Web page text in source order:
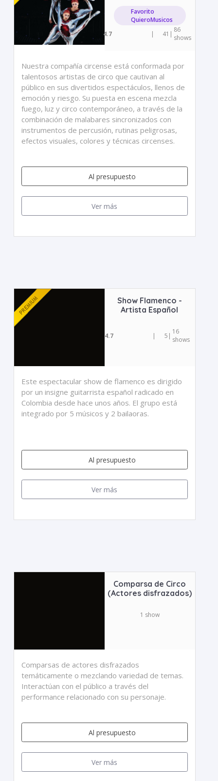
Favorito
QuieroMusicos
4.7
| 41 | 86
shows
Nuestra compañía circense está conformada por
talentosos artistas de circo que cautivan al
público en sus divertidos espectáculos, llenos de
emoción y riesgo. Su puesta en escena mezcla
fuego, luz y circo contemporáneo, a través de la
combinación de malabares sincronizados con
instrumentos de percusión, rutinas peligrosas,
efectos visuales, colores y técnicas circenses.
Al presupuesto
Ver más
Show Flamenco -
Artista Español
4.7 | 5 | 16
shows
Este espectacular show de flamenco es dirigido
por un insigne guitarrista español radicado en
Colombia desde hace unos años. El grupo está
integrado por 5 músicos y 2 bailaoras.
Al presupuesto
Ver más
Comparsa de Circo
(Actores disfrazados)
1 show
Comparsas de actores disfrazados
temáticamente o mezclando variedad de temas.
Interactúan con el público a través del
performance relacionado con su personaje.
Al presupuesto
Ver más